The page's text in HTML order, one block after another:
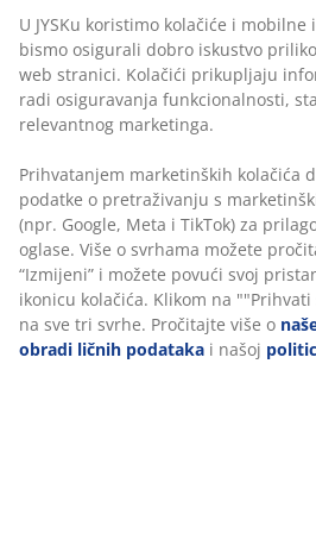
Baštenske klupe i sanduke za
Dostupni su u različitim veličinama,
biste mogli lako pronaći ono što se
Kako izabrati pravi baštenski
Materijali koji
načinu života
Baštenski namještaj u JYSKu dolazi
uključujući umjetno drvo, prirodno
plastiku. Mnogi modeli su bez
idealno ako ljeto želite provesti bez
U JYSKu koristimo kolačiće i
bismo osigurali dobro iskustvo
web stranici. Kolačići prikupljaju
radi osiguravanja funkcionalnosti,
relevantnog marketinga.
Prihvatanjem marketinških kolačića
podatke o pretraživanju s
(npr. Google, Meta i TikTok) za
oglase. Više o svrhama možete
“Izmijeni” i možete povući svoj
ikonicu kolačića. Klikom na
na sve tri svrhe. Pročitajte više o
obradi ličnih podataka i našoj